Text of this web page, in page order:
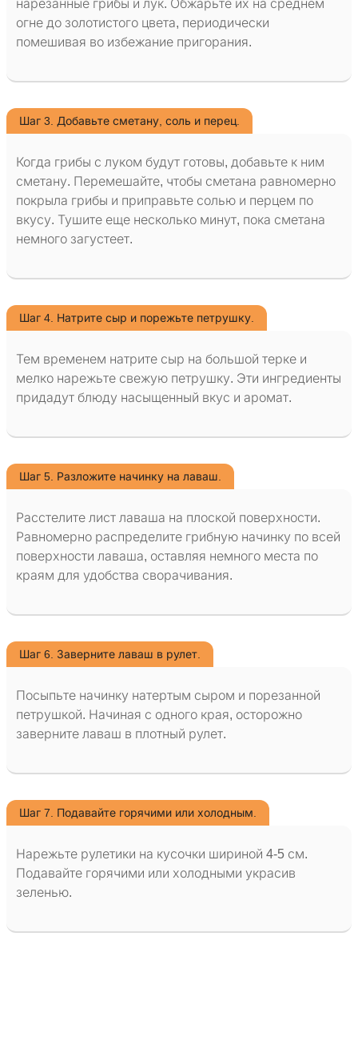
нарезанные грибы и лук. Обжарьте их на среднем
огне до золотистого цвета, периодически
помешивая во избежание пригорания.
Шаг 3. Добавьте сметану, соль и перец.
Когда грибы с луком будут готовы, добавьте к ним
сметану. Перемешайте, чтобы сметана равномерно
покрыла грибы и приправьте солью и перцем по
вкусу. Тушите еще несколько минут, пока сметана
немного загустеет.
Шаг 4. Натрите сыр и порежьте петрушку.
Тем временем натрите сыр на большой терке и
мелко нарежьте свежую петрушку. Эти ингредиенты
придадут блюду насыщенный вкус и аромат.
Шаг 5. Разложите начинку на лаваш.
Расстелите лист лаваша на плоской поверхности.
Равномерно распределите грибную начинку по всей
поверхности лаваша, оставляя немного места по
краям для удобства сворачивания.
Шаг 6. Заверните лаваш в рулет.
Посыпьте начинку натертым сыром и порезанной
петрушкой. Начиная с одного края, осторожно
заверните лаваш в плотный рулет.
Шаг 7. Подавайте горячими или холодным.
Нарежьте рулетики на кусочки шириной 4-5 см.
Подавайте горячими или холодными украсив
зеленью.